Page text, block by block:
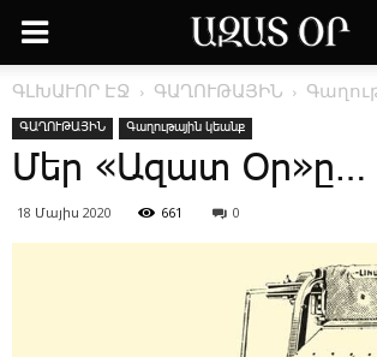
ԳԼԽԱՒՈՐ ԷՋ ԳԱՂՈՒԹԱՅԻՆ
ԳԱՂՈՒԹԱՅԻՆ Գաղութային կեանք
­Մեր «Ա­զատ Օր»ը…
18 Մայիս 2020 661 0